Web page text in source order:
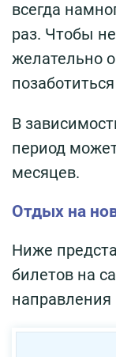
всегда
раз. Чтобы
желательно
В
период
месяцев.
Отдых на
Ниже
билетов на
направления